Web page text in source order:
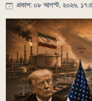
প্রকাশ: ০৮ আগস্ট, ২০২৬,